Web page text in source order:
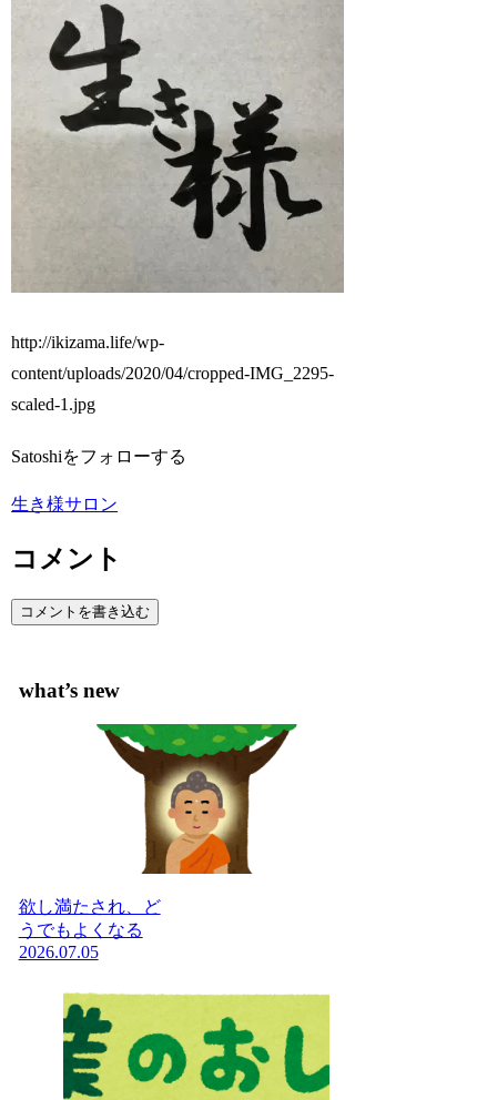
http://ikizama.life/wp-
content/uploads/2020/04/cropped-IMG_2295-
scaled-1.jpg
Satoshiをフォローする
生き様サロン
コメント
コメントを書き込む
what’s new
欲し満たされ、ど
うでもよくなる
2026.07.05